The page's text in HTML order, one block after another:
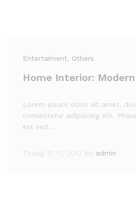
Entertaiment, Others
Home Interior:
Lorem ipsum dolor sit amet,
consectetur adipiscing elit.
est sed…
Tháng 12 17, 2017 by admin